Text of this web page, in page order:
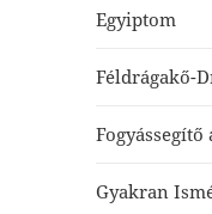
Egyiptom
Féldrágakő-
Fogyássegítő
Gyakran